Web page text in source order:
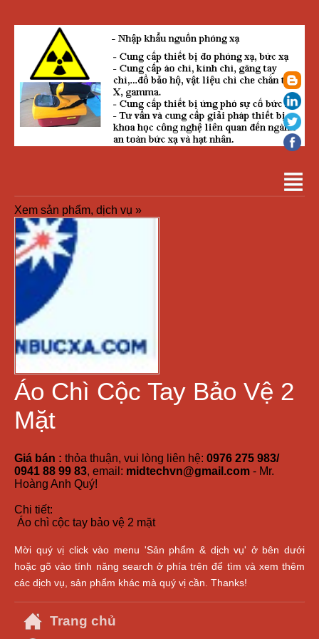
Xem sản phẩm, dịch vụ »
Áo Chì Cộc Tay Bảo Vệ 2
Mặt
Giá bán : thỏa thuận, vui lòng liên hệ: 0976 275 983/
0941 88 99 83, email: midtechvn@gmail.com - Mr.
Hoàng Anh Quý!
Chi tiết:
Áo chì cộc tay bảo vệ 2 mặt
Mời quý vị click vào menu 'Sản phẩm & dịch vụ' ở bên dưới
hoặc gõ vào tính năng search ở phía trên để tìm và xem thêm
các dịch vụ, sản phẩm khác mà quý vị cần. Thanks!
Trang chủ